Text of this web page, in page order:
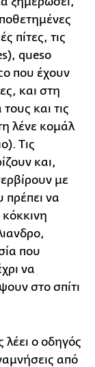
πίτες, τις
queso
που έχουν
και στη
και τις
λένε κομάλ
Τις
και,
με
να
κόκκινη
που
να
στο σπίτι
λέει ο οδηγός
από